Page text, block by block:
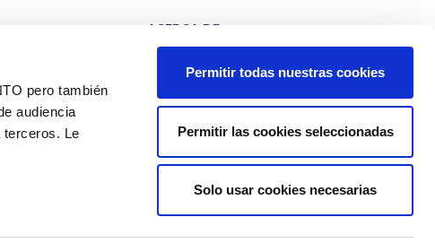
pero también
audiencia
terceros. Le
Permitir todas nuestras cookies
Permitir las cookies seleccionadas
Solo usar cookies necesarias
ACERCA DE
CLASIFICACIÓN DE LAS PIEZAS
CONDICIONES GENERALES DE VENTA
NOTAS LEGALES
DATOS PERSONALES Y COOKIES
GASTOS DE ENVÍO